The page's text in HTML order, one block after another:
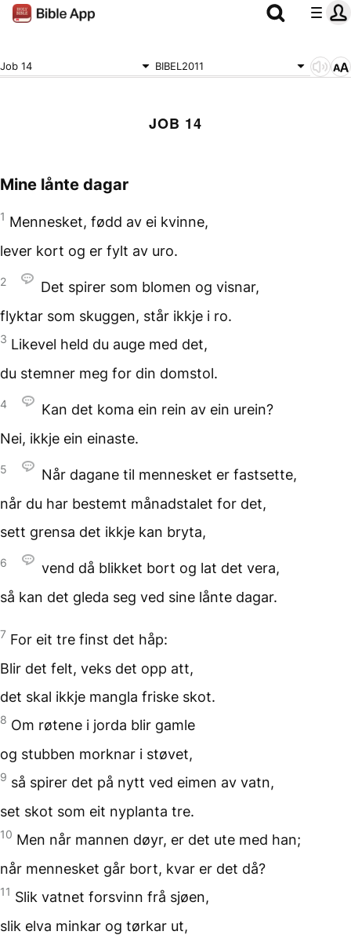
Job 14 BIBEL2011
JOB 14
Mine lånte dagar
1 Mennesket, fødd av ei kvinne,
lever kort og er fylt av uro.
2 Det spirer som blomen og visnar,
flyktar som skuggen, står ikkje i ro.
3 Likevel held du auge med det,
du stemner meg for din domstol.
4 Kan det koma ein rein av ein urein?
Nei, ikkje ein einaste.
5 Når dagane til mennesket er fastsette,
når du har bestemt månadstalet for det,
sett grensa det ikkje kan bryta,
6 vend då blikket bort og lat det vera,
så kan det gleda seg ved sine lånte dagar.
7 For eit tre finst det håp:
Blir det felt, veks det opp att,
det skal ikkje mangla friske skot.
8 Om røtene i jorda blir gamle
og stubben morknar i støvet,
9 så spirer det på nytt ved eimen av vatn,
set skot som eit nyplanta tre.
10 Men når mannen døyr, er det ute med han;
når mennesket går bort, kvar er det då?
11 Slik vatnet forsvinn frå sjøen,
slik elva minkar og tørkar ut,